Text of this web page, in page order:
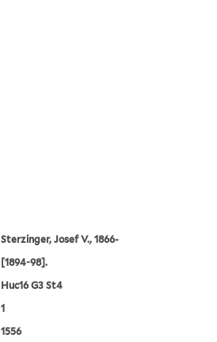
Sterzinger, Josef V., 1866-
[1894-98].
Huc16 G3 St4
1
1556